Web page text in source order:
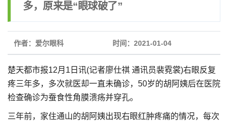
多，原来是“眼球破了”
作者：爱尔眼科 时间：2021-01-04
楚天都市报12月1日讯(记者廖仕祺 通讯员裴霓裳)右眼反复
疼三年多，多次就医却一直未确诊，50岁的胡阿姨后在医院
检查确诊为蚕食性角膜溃疡并穿孔。
三年前，家住通山的胡阿姨出现右眼红肿疼痛的情况，每次